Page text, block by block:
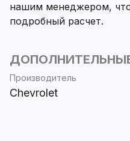
нашим менеджером,
подробный расчет.
Производитель
Chevrolet